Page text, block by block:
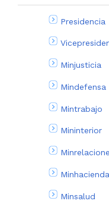
Presidencia
Minjusticia
Mindefensa
Mintrabajo
Mininterior
Minhacienda
Minsalud